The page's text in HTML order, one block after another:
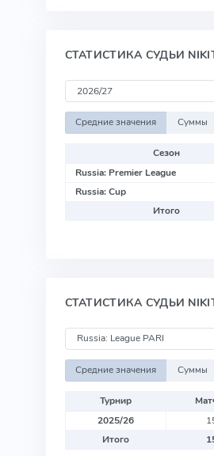
СТАТИСТИКА СУДЬИ
Средние значения Суммы
Сезон
Russia: Premier League
Russia: Cup
Итого
СТАТИСТИКА СУДЬИ
Средние значения Суммы
Турнир
2025/26
Итого